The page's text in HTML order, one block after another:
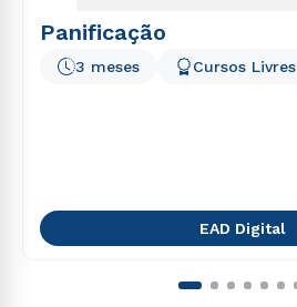
Panificação
3 meses Cursos Livres
EAD Digital